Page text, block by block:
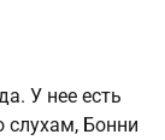
У нее есть
слухам, Бонни